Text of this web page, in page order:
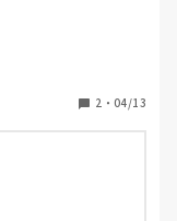
2 ・ 04/13